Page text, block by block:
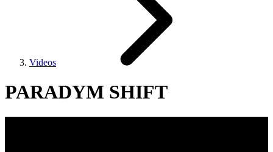
Videos
PARADYM SHIFT